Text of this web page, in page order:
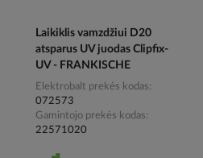
Laikiklis vamzdžiui D20
atsparus UV juodas Clipfix-
UV - FRANKISCHE
Elektrobalt prekės kodas
072573
Gamintojo prekės kodas
22571020